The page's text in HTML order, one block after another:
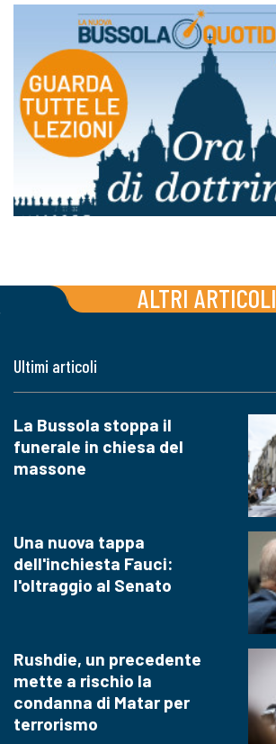
ALTRI ARTICOLI
Ultimi articoli
La Bussola stoppa il
funerale in chiesa del
massone
Una nuova tappa
dell'inchiesta Fauci:
l'oltraggio al Senato
Rushdie, un precedente
mette a rischio la
condanna di Matar per
terrorismo